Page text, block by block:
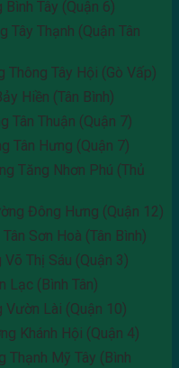
Tây (Quận 6)
Tây Thạnh (Quận Tân
Thông Tây Hội (Gò Vấp)
Hiền (Tân Bình)
Tân Thuận (Quận 7)
Tân Hưng (Quận 7)
Tăng Nhơn Phú (Thủ
Đông Hưng (Quận 12)
Sơn Hoà (Tân Bình)
Thị Sáu (Quận 3)
Lạc (Bình Tân)
Vườn Lài (Quận 10)
Khánh Hội (Quận 4)
Thạnh Mỹ Tây (Bình